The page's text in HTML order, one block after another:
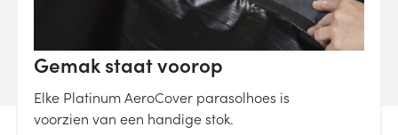
Gemak staat voorop
Elke Platinum AeroCover parasolhoes is
voorzien van een handige stok.